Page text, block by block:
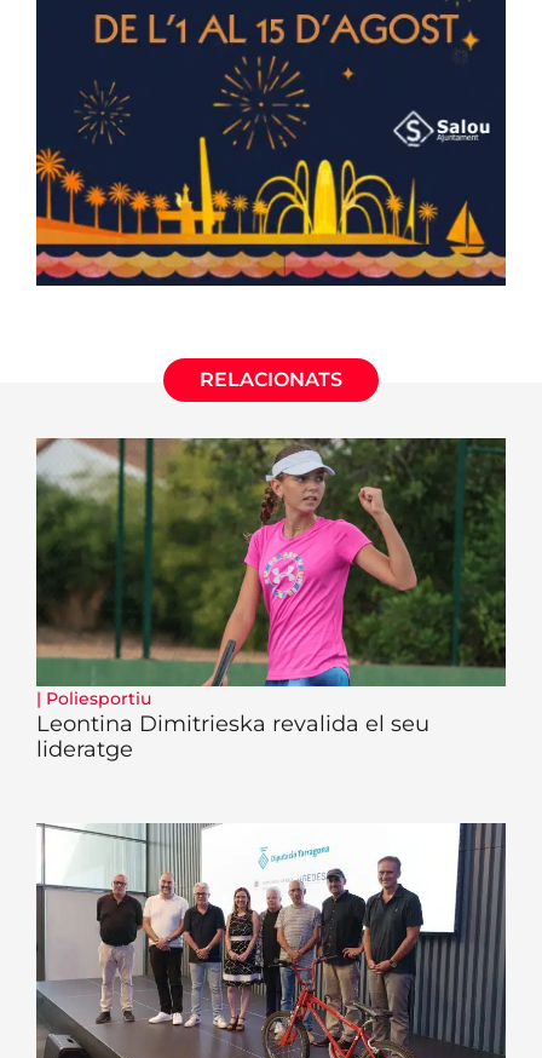
RELACIONATS
| Poliesportiu
Leontina Dimitrieska revalida el seu
lideratge